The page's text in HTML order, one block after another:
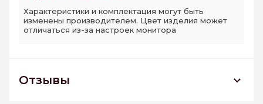
Характеристики и комплектация могут быть
изменены производителем. Цвет изделия может
отличаться из-за настроек монитора
Отзывы